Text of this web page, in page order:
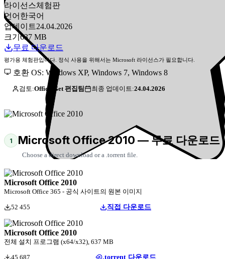
라이선스체험판
언어 한국어
업데이트24.04.2026
크기637 MB
무료 다운로드
평가용 체험판입니다. 정식 사용을 위해서는 Microsoft 라이선스가 필요합니다.
호환 OS: Windows XP, Windows 7, Windows 8
검토:Office-Get 편집팀 최종 업데이트:24.04.2026
1 Microsoft Office 2010 — 무료 다운로드
Choose a direct download or a .torrent file.
Microsoft Office 2010
Microsoft Office 365 - 공식 사이트의 원본 이미지
52 455 직접 다운로드
Microsoft Office 2010
전체 설치 프로그램 (x64/x32), 637 MB
45 687 .torrent 다운로드